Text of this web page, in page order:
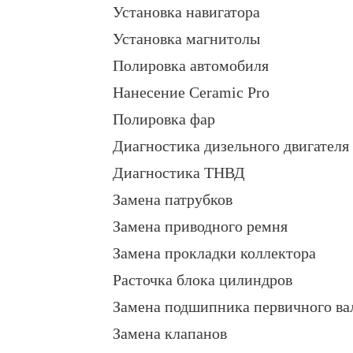
Установка навигатора
Установка магнитолы
Полировка автомобиля
Нанесение Ceramic Pro
Полировка фар
Диагностика дизельного двигателя
Диагностика ТНВД
Замена патрубков
Замена приводного ремня
Замена прокладки коллектора
Расточка блока цилиндров
Замена подшипника первичного
Замена клапанов